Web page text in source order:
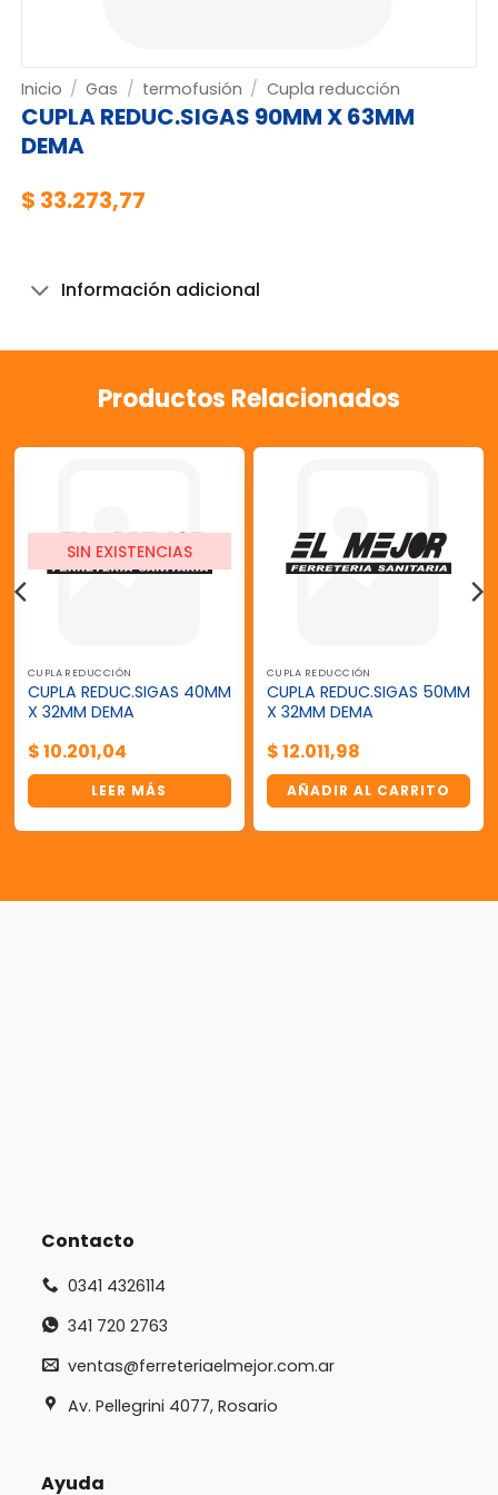
Inicio / Gas / termofusión / Cupla reducción
CUPLA REDUC.SIGAS 90MM X 63MM
DEMA
$ 33.273,77
Información adicional
Productos Relacionados
SIN EXISTENCIAS
CUPLA REDUCCIÓN
CUPLA REDUC.SIGAS 40MM
X 32MM DEMA
$10.201,04
LEER MÁS
CUPLA REDUCCIÓN
CUPLA REDUC.SIGAS 50MM
X 32MM DEMA
$12.011,98
AÑADIR AL CARRITO
Contacto
0341 4326114
341 720 2763
ventas@ferreteriaelmejor.com.ar
Av. Pellegrini 4077, Rosario
Ayuda